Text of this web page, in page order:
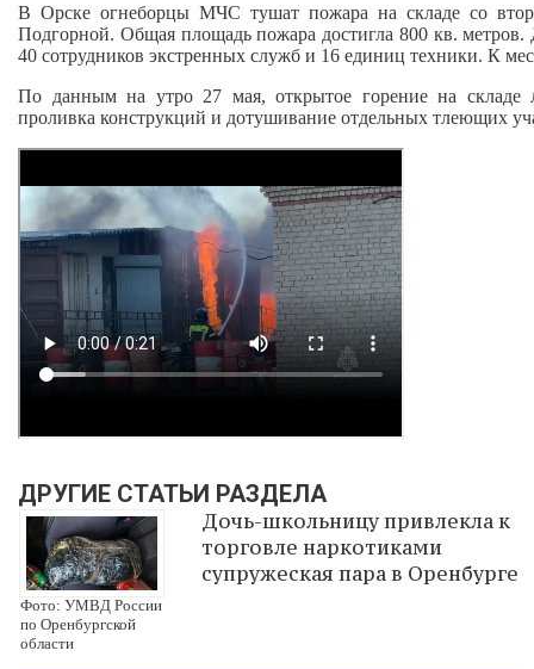
В Орске огнеборцы МЧС тушат пожара на складе со
Подгорной. Общая площадь пожара достигла 800 кв. метров.
40 сотрудников экстренных служб и 16 единиц техники. К
По данным на утро 27 мая, открытое горение на складе
проливка конструкций и дотушивание отдельных тлеющих
ДРУГИЕ СТАТЬИ РАЗДЕЛА
Фото: УМВД России
по Оренбургской
области
Дочь-школьницу привлекла к
торговле наркотиками
супружеская пара в Оренбурге